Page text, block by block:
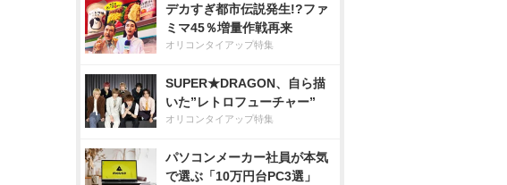
デカすぎ都市伝説発生!?ファ
ミマ45％増量作戦再来
オリコンタイアップ特集
SUPER★DRAGON、自ら描
いた”レトロフューチャー”
オリコンタイアップ特集
パソコンメーカー社員が本気
で選ぶ「10万円台PC3選」